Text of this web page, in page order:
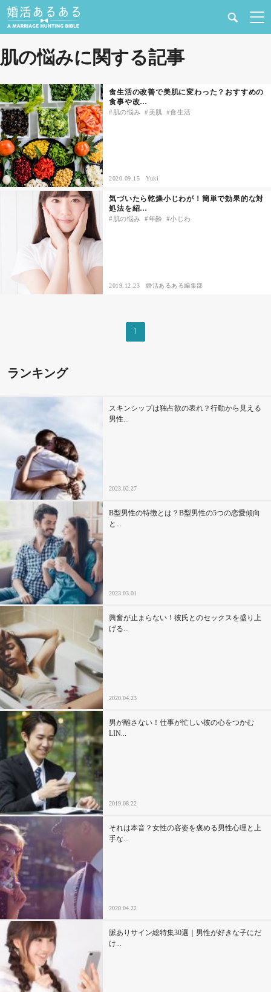
健康
恋愛の悩み
出会い
合コン・街コン
マッチングアプリ
結婚相談所
あるある
特集
占い・診断
ファッション・美容
グルメ
趣味・旅行
セックスライフ
不倫・だめ男
心の処方箋
カルチャー・トレンド・芸能
驚き
肌の悩みに関する記事
食生活の改善で美肌に変わった？おすすめの
食事や改…
肌の悩み 美肌 食生活
2020.09.15 Yuki
気づいたら乾燥小じわが！簡単で効果的な対
処法を紹…
肌の悩み 年齢 小じわ
2019.12.23 婚活あるある編集部
1
ランキング
スキンシップは独占欲の表れ？行動から見える
男性...
2023.02.27
B型男性の特徴とは？B型男性の5つの恋愛傾向
と...
2023.03.01
興奮が止まらない！彼氏とのセックスを盛り上
げる...
2020.04.23
男が離さない！仕事が忙しい彼の心をつかむ
LIN...
2019.08.22
それは本音？女性の容姿を褒める男性心理と上
手な...
2020.04.22
脈ありサイン総特集30選｜男性が好きな子にだ
け...